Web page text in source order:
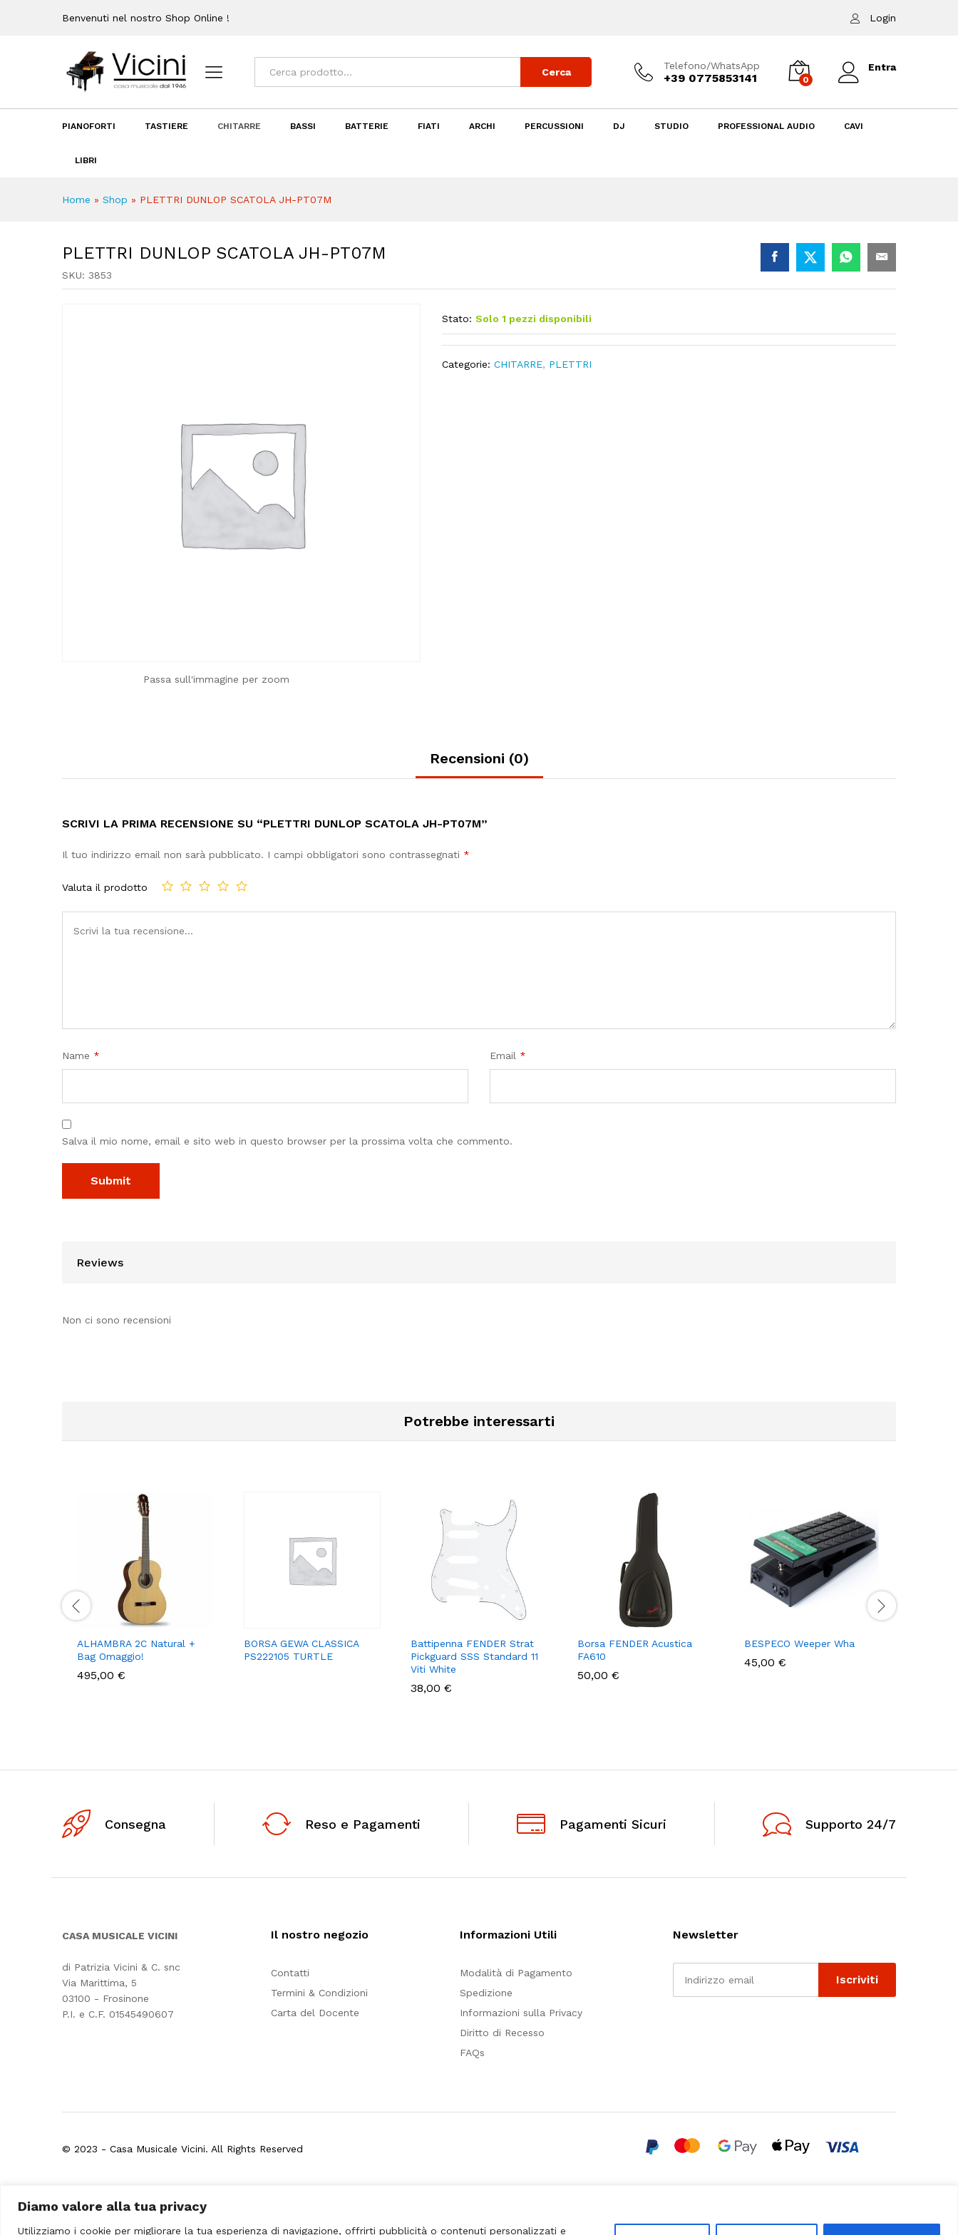
Diamo valore alla tua privacy
Utilizziamo i cookie per migliorare la tua esperienza di navigazione, offrirti pubblicità o contenuti personalizzati e
Benvenuti nel nostro Shop Online ! Login
Categorie Cerca
Telefono/WhatsApp
+39 0775853141 0
Entra
PIANOFORTI TASTIERE CHITARRE BASSI BATTERIE FIATI ARCHI PERCUSSIONI DJ STUDIO PROFESSIONAL AUDIO CAVI
LIBRI
Home » Shop » PLETTRI DUNLOP SCATOLA JH-PT07M
PLETTRI DUNLOP SCATOLA JH-PT07M
SKU: 3853
Passa sull'immagine per zoom
Stato: Solo 1 pezzi disponibili
Categorie:CHITARRE, PLETTRI
Recensioni (0)
SCRIVI LA PRIMA RECENSIONE SU “PLETTRI DUNLOP SCATOLA JH-PT07M”
Il tuo indirizzo email non sarà pubblicato. I campi obbligatori sono contrassegnati *
Valuta il prodotto
Name * Email *
Salva il mio nome, email e sito web in questo browser per la prossima volta che commento.
Reviews
Non ci sono recensioni
Potrebbe interessarti
ALHAMBRA 2C Natural +
Bag Omaggio!
495,00 €
BORSA GEWA CLASSICA
PS222105 TURTLE
Battipenna FENDER Strat
Pickguard SSS Standard 11
Viti White
38,00 €
Borsa FENDER Acustica
FA610
50,00 €
BESPECO Weeper Wha
45,00 €
Consegna Reso e Pagamenti Pagamenti Sicuri Supporto 24/7
CASA MUSICALE VICINI
di Patrizia Vicini & C. snc
Via Marittima, 5
03100 - Frosinone
P.I. e C.F. 01545490607
Il nostro negozio
Contatti
Termini & Condizioni
Carta del Docente
Informazioni Utili
Modalità di Pagamento
Spedizione
Informazioni sulla Privacy
Diritto di Recesso
FAQs
Newsletter
© 2023 - Casa Musicale Vicini. All Rights Reserved
Recensioni (0) Aggiungi al carrello
da confrontare